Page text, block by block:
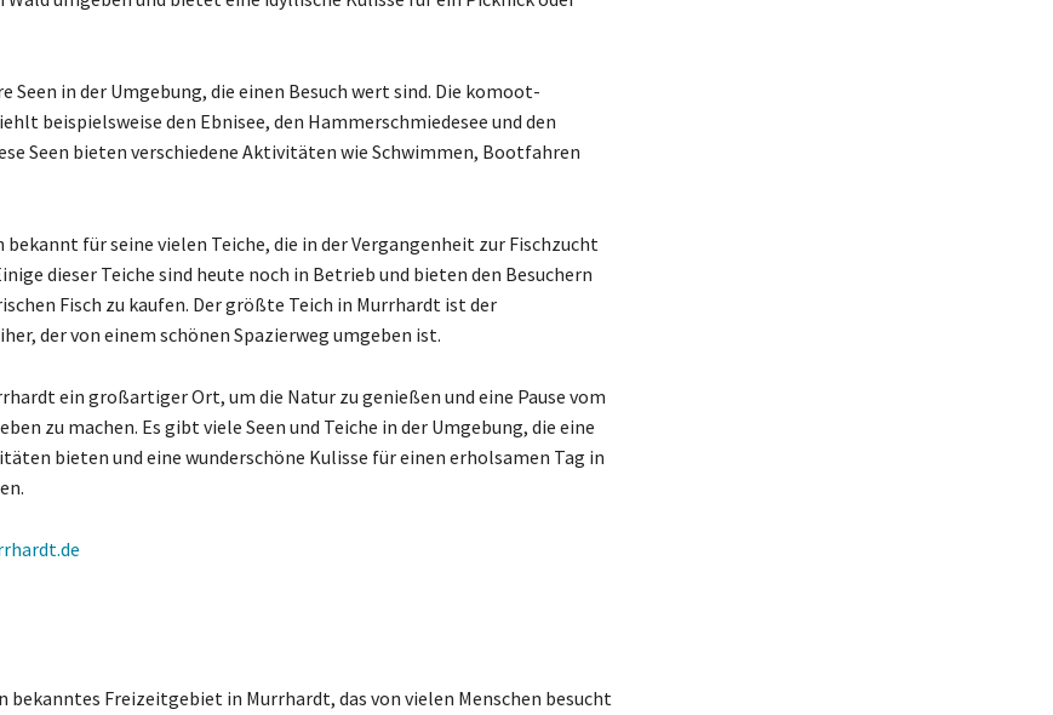
Seen in der Umgebung, die einen Besuch wert sind. Die komoot-
beispielsweise den Ebnisee, den Hammerschmiedesee und den
Seen bieten verschiedene Aktivitäten wie Schwimmen, Bootfahren
für seine vielen Teiche, die in der Vergangenheit zur Fischzucht
dieser Teiche sind heute noch in Betrieb und bieten den Besuchern
Fisch zu kaufen. Der größte Teich in Murrhardt ist der
der von einem schönen Spazierweg umgeben ist.
ein großartiger Ort, um die Natur zu genießen und eine Pause vom
zu machen. Es gibt viele Seen und Teiche in der Umgebung, die eine
bieten und eine wunderschöne Kulisse für einen erholsamen Tag in
bekanntes Freizeitgebiet in Murrhardt, das von vielen Menschen besucht